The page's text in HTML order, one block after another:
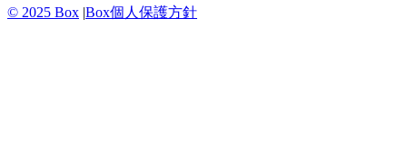
© 2025 Box |Box個人保護方針